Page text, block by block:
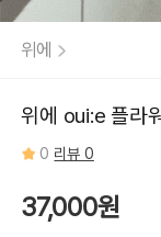
위에
위에 oui:e 플라
0 리뷰 0
37,000원